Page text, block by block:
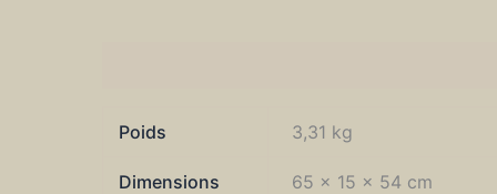
Poids 3,31 kg
Dimensions 65 × 15 × 54 cm